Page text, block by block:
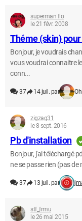
superman flo
le 21 févr. 2008
Théme (skin)
Bonjour, je voudrais
vous voudrai connaitre
conn...
37 14 juil. par
zigzag31
le 8 sept. 2016
Pb d'installation
Bonjour, j'ai téléchargé
ne se passe rien (pas de
37 13 juil. par
stf_frmu
le 26 mai 2015